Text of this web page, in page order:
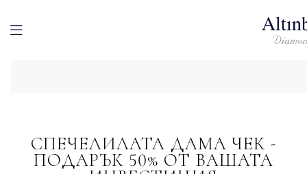
СПЕЧЕЛИЛАТА ДАМА ЧЕК -
ПОДАРЪК 50% ОТ ВАШАТА